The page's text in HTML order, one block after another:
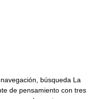
búsqueda La
de pensamiento con tres